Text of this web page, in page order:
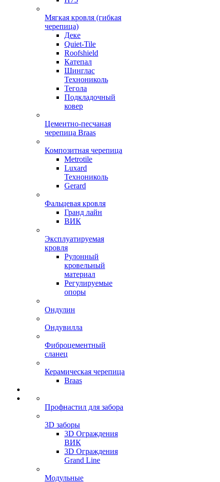
Мягкая кровля (гибкая
черепица)
Деке
Quiet-Tile
Roofshield
Катепал
Шинглас
Технониколь
Тегола
Подкладочный
ковер
Цементно-песчаная
черепица Braas
Композитная черепица
Metrotile
Luxard
Технониколь
Gerard
Фальцевая кровля
Гранд лайн
ВИК
Эксплуатируемая
кровля
Рулонный
кровельный
материал
Регулируемые
опоры
Ондулин
Ондувилла
Фиброцементный
сланец
Керамическая черепица
Braas
Профнастил для забора
3D заборы
3D Ограждения
ВИК
3D Ограждения
Grand Line
Модульные